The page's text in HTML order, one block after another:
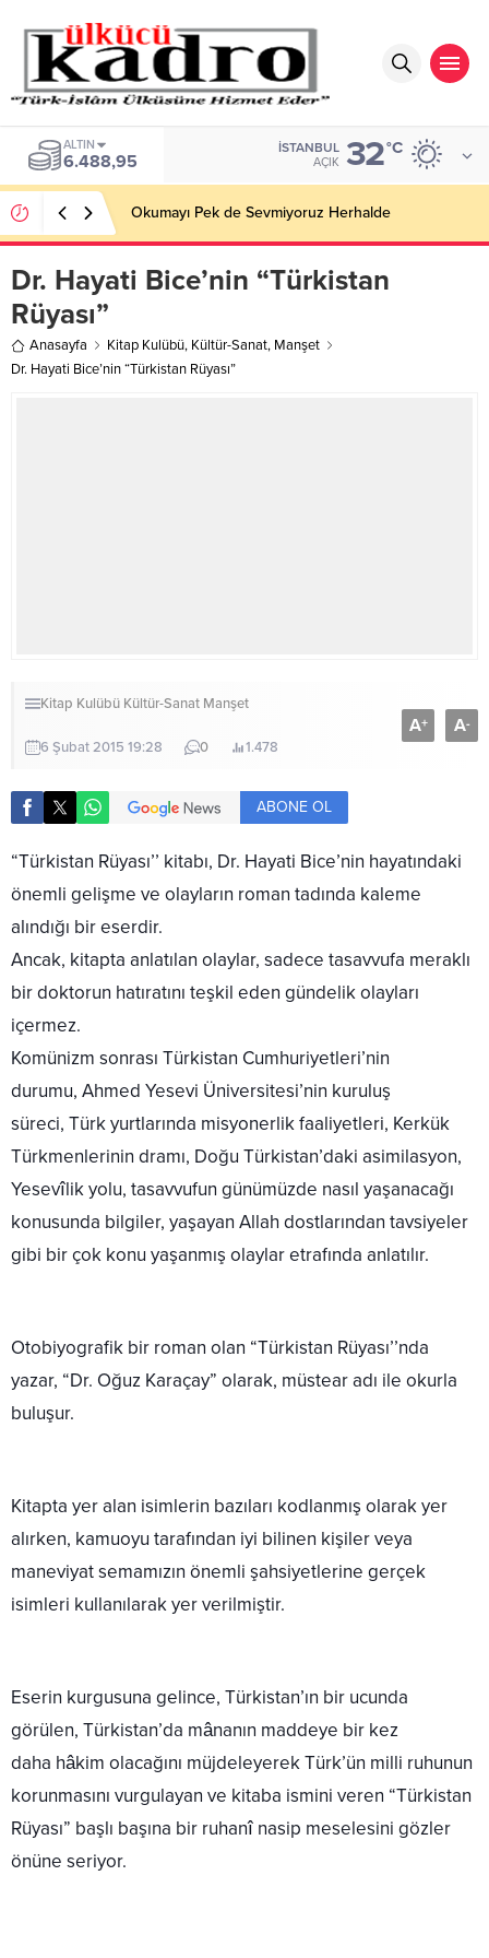
ALTIN
6.488,95
İSTANBUL
AÇIK 32°C
Okumayı Pek de Sevmiyoruz Herhalde
Dr. Hayati Bice’nin “Türkistan
Rüyası”
Anasayfa Kitap Kulübü, Kültür-Sanat, Manşet
Dr. Hayati Bice’nin “Türkistan Rüyası”
Kitap Kulübü Kültür-Sanat Manşet
6 Şubat 2015 19:28 0 1.478
A+ A-
ABONE OL
“Türkistan Rüyası’’ kitabı, Dr. Hayati Bice’nin hayatındaki
önemli gelişme ve olayların roman tadında kaleme
alındığı bir eserdir.
Ancak, kitapta anlatılan olaylar, sadece tasavvufa meraklı
bir doktorun hatıratını teşkil eden gündelik olayları
içermez.
Komünizm sonrası Türkistan Cumhuriyetleri’nin
durumu, Ahmed Yesevi Üniversitesi’nin kuruluş
süreci, Türk yurtlarında misyonerlik faaliyetleri, Kerkük
Türkmenlerinin dramı, Doğu Türkistan’daki asimilasyon,
Yesevîlik yolu, tasavvufun günümüzde nasıl yaşanacağı
konusunda bilgiler, yaşayan Allah dostlarından tavsiyeler
gibi bir çok konu yaşanmış olaylar etrafında anlatılır.
Otobiyografik bir roman olan “Türkistan Rüyası’’nda
yazar, “Dr. Oğuz Karaçay” olarak, müstear adı ile okurla
buluşur.
Kitapta yer alan isimlerin bazıları kodlanmış olarak yer
alırken, kamuoyu tarafından iyi bilinen kişiler veya
maneviyat semamızın önemli şahsiyetlerine gerçek
isimleri kullanılarak yer verilmiştir.
Eserin kurgusuna gelince, Türkistan’ın bir ucunda
görülen, Türkistan’da mânanın maddeye bir kez
daha hâkim olacağını müjdeleyerek Türk’ün milli ruhunun
korunmasını vurgulayan ve kitaba ismini veren “Türkistan
Rüyası” başlı başına bir ruhanî nasip meselesini gözler
önüne seriyor.